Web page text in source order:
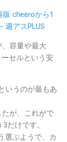
販 cheeroから1
週アスPLUS
容量や最大
セルという安
いうのが最もあ
が、これがで
だけです。
選ぶようで、カ